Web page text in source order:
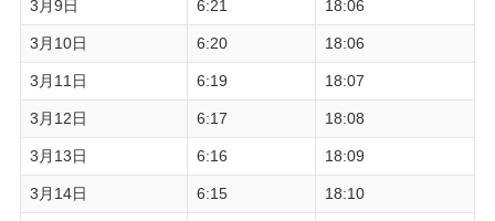
3月9日 6:21 18:06
3月10日 6:20 18:06
3月11日 6:19 18:07
3月12日 6:17 18:08
3月13日 6:16 18:09
3月14日 6:15 18:10